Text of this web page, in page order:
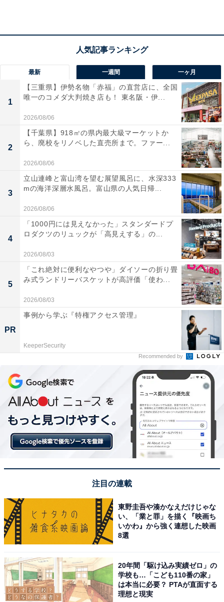
「笑がおの湯 松戸矢切店」の口コミは？
「笑がおの湯 松戸矢切店」には以下のような口コミが寄
せられています。
駅の目の前というアクセスの良さに加え、館内は非
常に清潔感があり、スタッフの対応も丁寧で気持ち
よく利用できる。
サウナのオートロウリュの熱波が強力でしっかりと
汗を流せると評判で、水風呂の深さや外気浴スペー
スの充実ぶりも良い。
食事処のクオリティが高く、特に十割そばの本格的
な味わいや、リーズナブルな価格設定でコスパが良
い。
最新 一週間 一ヶ月
1
【三重県】伊勢名物「赤福」の直営店に、全国
唯一のコメダ大判焼き店も！ 東名阪・伊...
2026/08/06
2
【千葉県】918㎡の県内最大級マーケットか
ら、廃校をリノベした直売所まで。ファー...
2026/08/06
3
立山連峰と富山湾を望む展望風呂に、水深333
mの海洋深層水風呂。富山県の人気日帰...
2026/08/06
4
「1000円には見えなかった」スタンダードプ
ロダクツのリュックが「高見えする」の...
2026/08/03
5
「これ絶対に便利なやつや」ダイソーの折り畳
み式ランドリーバスケットが高評価「使わ...
2026/08/03
PR
事例から学ぶ『特権アクセス管理』
KeeperSecurity
Recommended by
注目の連載
東野圭吾や湊かなえだけじゃな
い、「業と罪」を描く『映画ち
いかわ』から強く連想した映画
8選
20年間「駆け込み実績ゼロ」の
学校も…「こども110番の家」
は本当に必要？ PTAが直面する
理想と現実